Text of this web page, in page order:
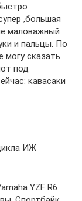
,большая
маловажный
и пальцы. По
могу сказать
под
кавасаки
ИЖ
YZF R6